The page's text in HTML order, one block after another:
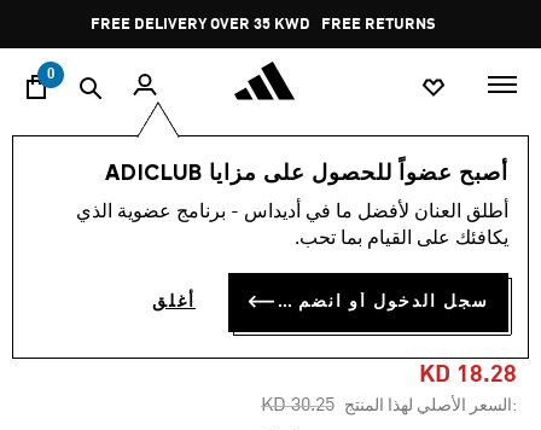
Pause
promotion
rotation
FREE DELIVERY OVER 35 KWD FREE RETURNS
0
أصبح عضواً للحصول على مزايا ADICLUB
أطلق العنان لأفضل ما في أديداس - برنامج عضوية الذي
يكافئك على القيام بما تحب.
سجل الدخول أو انضم الآن أغلق
الرجال ملابس
-35%
جاكيت رياضية ADICOLOR
CLASSICS FIREBIRD
KD 18.28
:السعر الأصلي لهذا المنتج Price reduced from
KD 30.25
to